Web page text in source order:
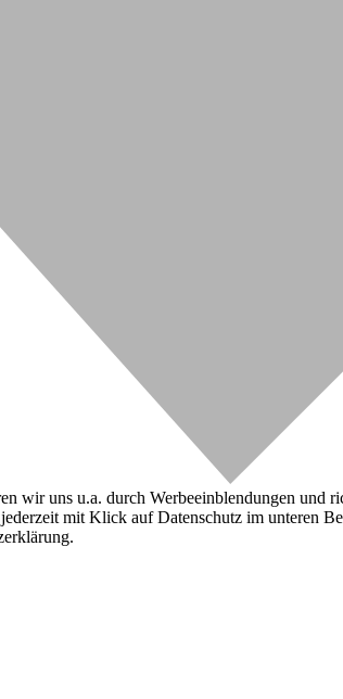
wir uns u.a. durch Werbeeinblendungen
mit Klick auf Datenschutz im unteren